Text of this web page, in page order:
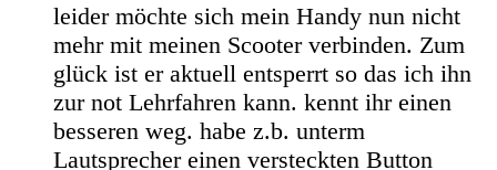
leider möchte sich mein Handy nun nicht
mehr mit meinen Scooter verbinden. Zum
glück ist er aktuell entsperrt so das ich ihn
zur not Lehrfahren kann. kennt ihr einen
besseren weg. habe z.b. unterm
Lautsprecher einen versteckten Button